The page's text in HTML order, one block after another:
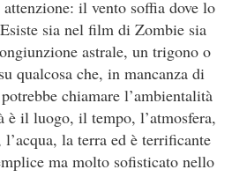
il vento soffia dove lo
sia nel film di Zombie sia
astrale, un trigono o
qualcosa che, in mancanza di
chiamare l’ambientalità
è il luogo, il tempo, l’atmosfera,
la terra ed è terrificante
ma molto sofisticato nello